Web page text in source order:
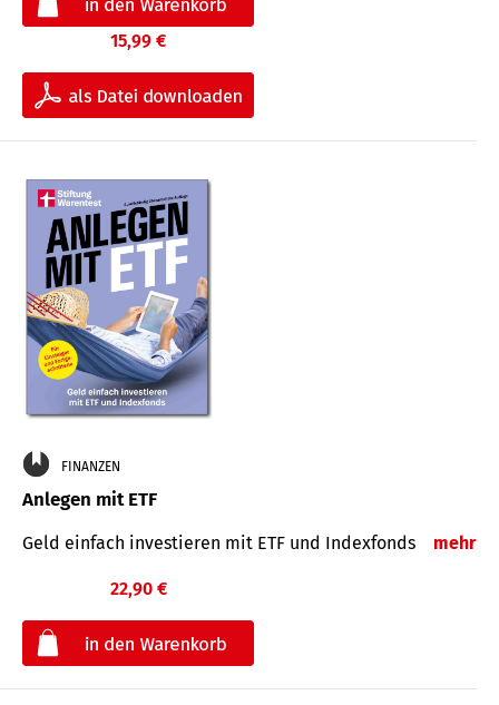
15,99 €
FINANZEN
Anlegen mit ETF
Geld einfach investieren mit ETF und Indexfonds mehr
22,90 €